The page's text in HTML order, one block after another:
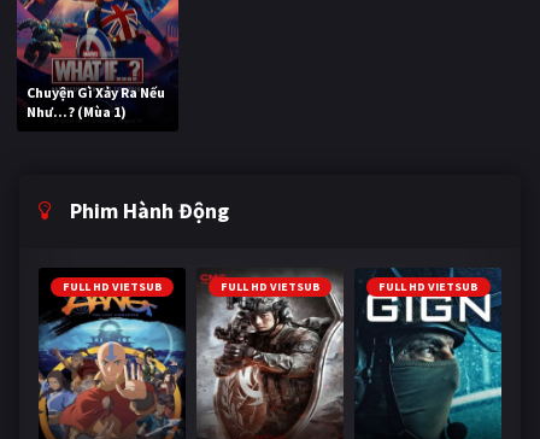
Chuyện Gì Xảy Ra Nếu
Như...? (Mùa 1)
Phim Hành Động
FULL HD VIETSUB FULL HD VIETSUB FULL HD VIETSUB